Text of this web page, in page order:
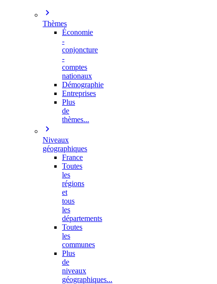
Thèmes
Économie
-
conjoncture
-
comptes
nationaux
Démographie
Entreprises
Plus
de
thèmes...
Niveaux
géographiques
France
Toutes
les
régions
et
tous
les
départements
Toutes
les
communes
Plus
de
niveaux
géographiques...